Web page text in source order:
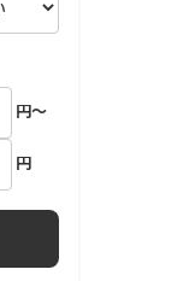
円～
円